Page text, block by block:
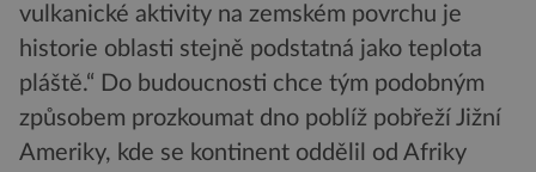
vulkanické aktivity na zemském povrchu je
historie oblasti stejně podstatná jako teplota
pláště.“ Do budoucnosti chce tým podobným
způsobem prozkoumat dno poblíž pobřeží Jižní
Ameriky, kde se kontinent oddělil od Afriky